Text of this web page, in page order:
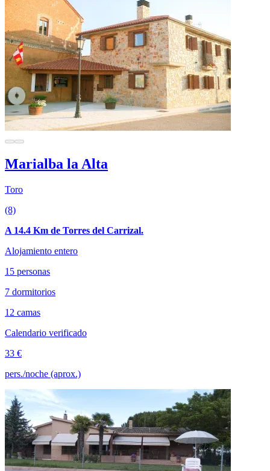
Marialba la Alta
Toro
(8)
A 14.4 Km de Torres del Carrizal.
Alojamiento entero
15 personas
7 dormitorios
12 camas
Calendario verificado
33 €
pers./noche (aprox.)